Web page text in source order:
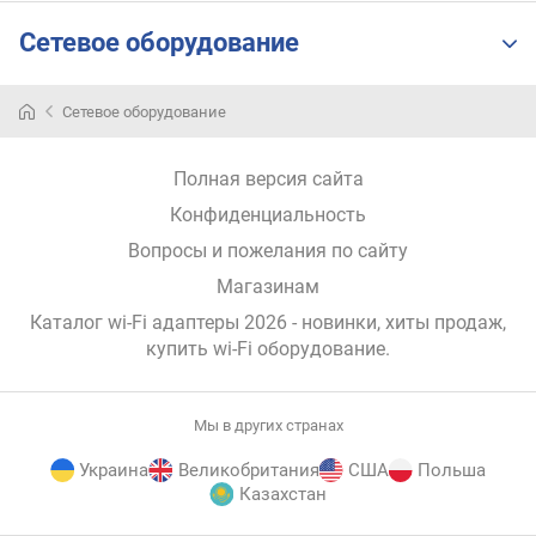
м
т
м
н
Сетевое оборудование
Сетевое оборудование
Полная версия сайта
Конфиденциальность
Вопросы и пожелания по сайту
Магазинам
Каталог wi-Fi адаптеры 2026 - новинки, хиты продаж,
купить wi-Fi оборудование.
Мы в других странах
Украина Великобритания США
Польша
Казахстан